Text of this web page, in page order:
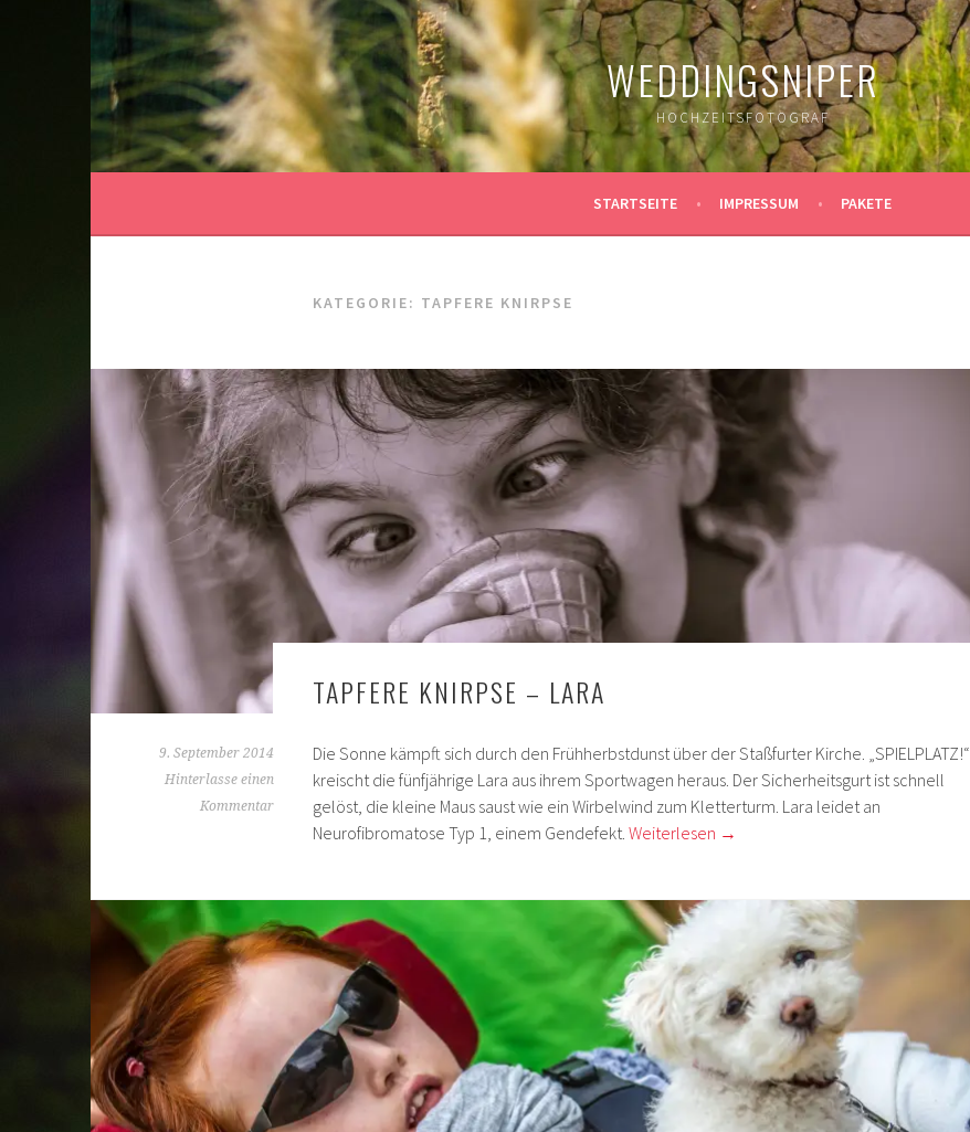
zum
Inhalt
WEDDINGSNIPER
HOCHZEITSFOTOGRAF
STARTSEITE IMPRESSUM PAKETE
KATEGORIE: TAPFERE KNIRPSE
TAPFERE KNIRPSE – LARA
9. September 2014
Hinterlasse einen
Kommentar
Die Sonne kämpft sich durch den Frühherbstdunst über der Staßfurter Kirche. „SPIELPLATZ!“
kreischt die fünfjährige Lara aus ihrem Sportwagen heraus. Der Sicherheitsgurt ist schnell
gelöst, die kleine Maus saust wie ein Wirbelwind zum Kletterturm. Lara leidet an
Neurofibromatose Typ 1, einem Gendefekt. Weiterlesen →